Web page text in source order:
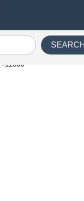
11800